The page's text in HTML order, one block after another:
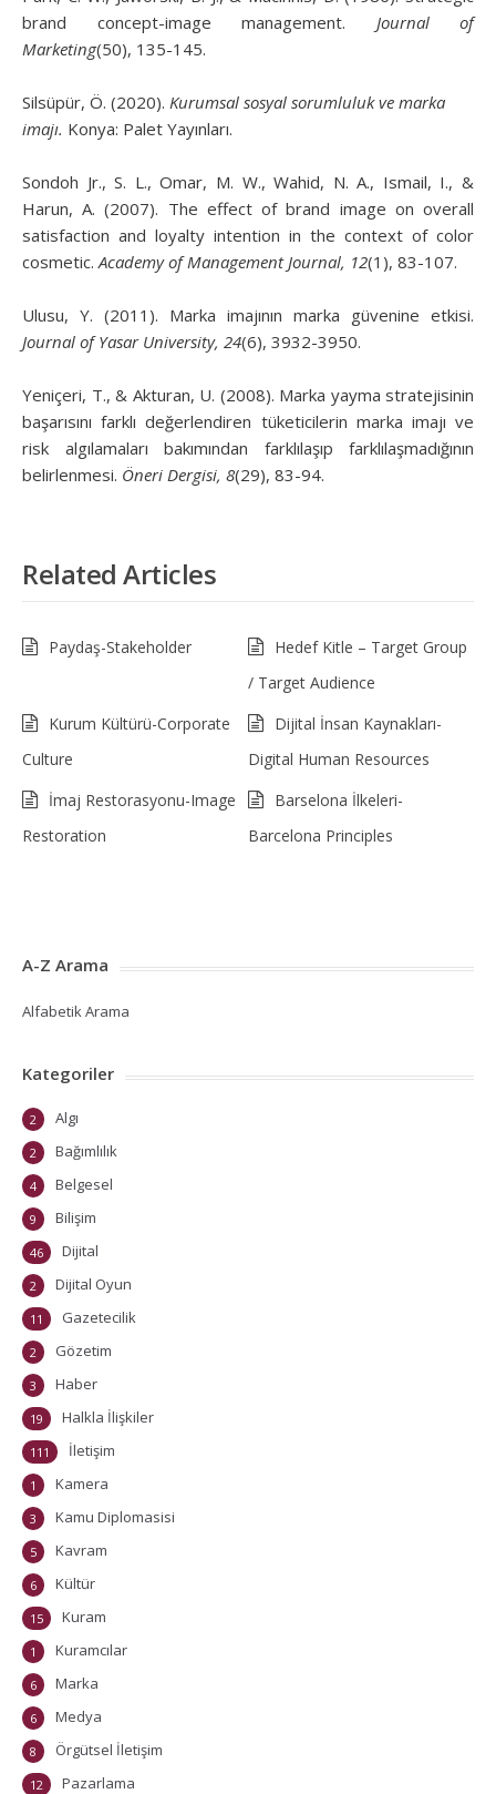
brand concept-image management. Journal of
Marketing(50), 135-145.
Silsüpür, Ö. (2020). Kurumsal sosyal sorumluluk ve marka
imajı. Konya: Palet Yayınları.
Sondoh Jr., S. L., Omar, M. W., Wahid, N. A., Ismail, I., &
Harun, A. (2007). The effect of brand image on overall
satisfaction and loyalty intention in the context of color
cosmetic. Academy of Management Journal, 12(1), 83-107.
Ulusu, Y. (2011). Marka imajının marka güvenine etkisi.
Journal of Yasar University, 24(6), 3932-3950.
Yeniçeri, T., & Akturan, U. (2008). Marka yayma stratejisinin
başarısını farklı değerlendiren tüketicilerin marka imajı ve
risk algılamaları bakımından farklılaşıp farklılaşmadığının
belirlenmesi. Öneri Dergisi, 8(29), 83-94.
Related Articles
Paydaş-Stakeholder
Hedef Kitle – Target Group
/ Target Audience
Kurum Kültürü-Corporate
Culture
Dijital İnsan Kaynakları-
Digital Human Resources
İmaj Restorasyonu-Image
Restoration
Barselona İlkeleri-
Barcelona Principles
A-Z Arama
Alfabetik Arama
Kategoriler
Algı
2
Bağımlılık
2
Belgesel
4
Bilişim
9
Dijital
46
Dijital Oyun
2
Gazetecilik
11
Gözetim
2
Haber
3
Halkla İlişkiler
19
İletişim
111
Kamera
1
Kamu Diplomasisi
3
Kavram
5
Kültür
6
Kuram
15
Kuramcılar
1
Marka
6
Medya
6
Örgütsel İletişim
8
Pazarlama
12